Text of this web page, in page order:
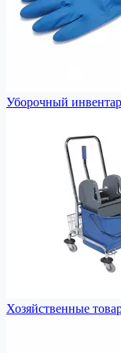
Уборочный
Хозяйственные